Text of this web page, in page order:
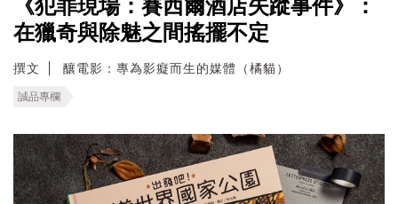
《犯罪現場：賽西爾酒店失蹤事件》：
在獵奇與除魅之間搖擺不定
撰文 釀電影：專為影癡而生的媒體（橘貓）
誠品專欄